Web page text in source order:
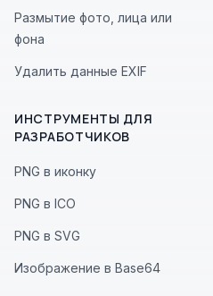
Размытие фото, лица или
фона
Удалить данные EXIF
ИНСТРУМЕНТЫ ДЛЯ
РАЗРАБОТЧИКОВ
PNG в иконку
PNG в ICO
PNG в SVG
Изображение в Base64